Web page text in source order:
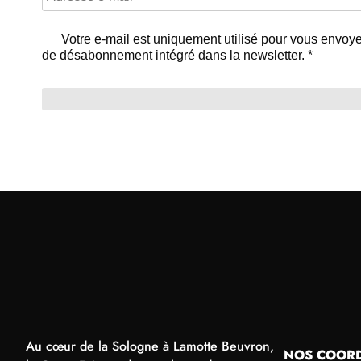
e-
Votre e-mail est uniquement utilisé pour vous
de désabonnement intégré dans la newsletter. *
Au cœur de la Sologne à Lamotte Beuvron,
NOS